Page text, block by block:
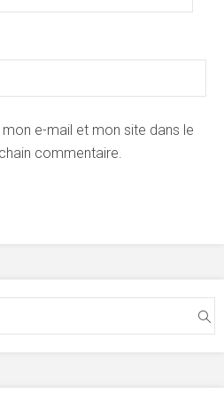
e-mail et mon site dans le
commentaire.